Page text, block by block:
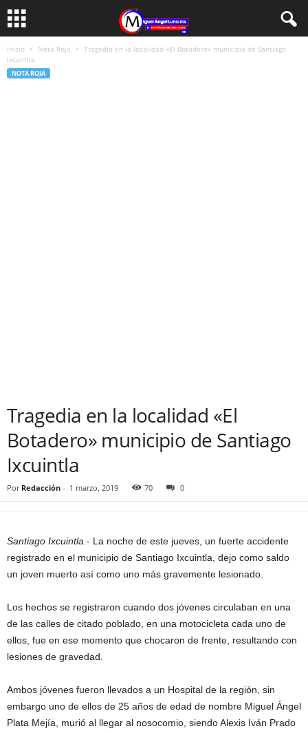
Inicio Nota Roja
Tragedia en la localidad «El Botadero» municipio de Santiago
Ixcuintla
NOTA ROJA
Tragedia en la localidad «El
Botadero» municipio de Santiago
Ixcuintla
Por Redacción - 1 marzo, 2019 70 0
Santiago Ixcuintla.- La noche de este jueves, un fuerte accidente
registrado en el municipio de Santiago Ixcuintla, dejo como saldo
un joven muerto así como uno más gravemente lesionado.
Los hechos se registraron cuando dos jóvenes circulaban en una
de las calles de citado poblado, en una motocicleta cada uno de
ellos, fue en ese momento que chocaron de frente, resultando con
lesiones de gravedad.
Ambos jóvenes fueron llevados a un Hospital de la región, sin
embargo uno de ellos de 25 años de edad de nombre Miguel Ángel
Plata Mejía, murió al llegar al nosocomio, siendo Alexis Iván Prado